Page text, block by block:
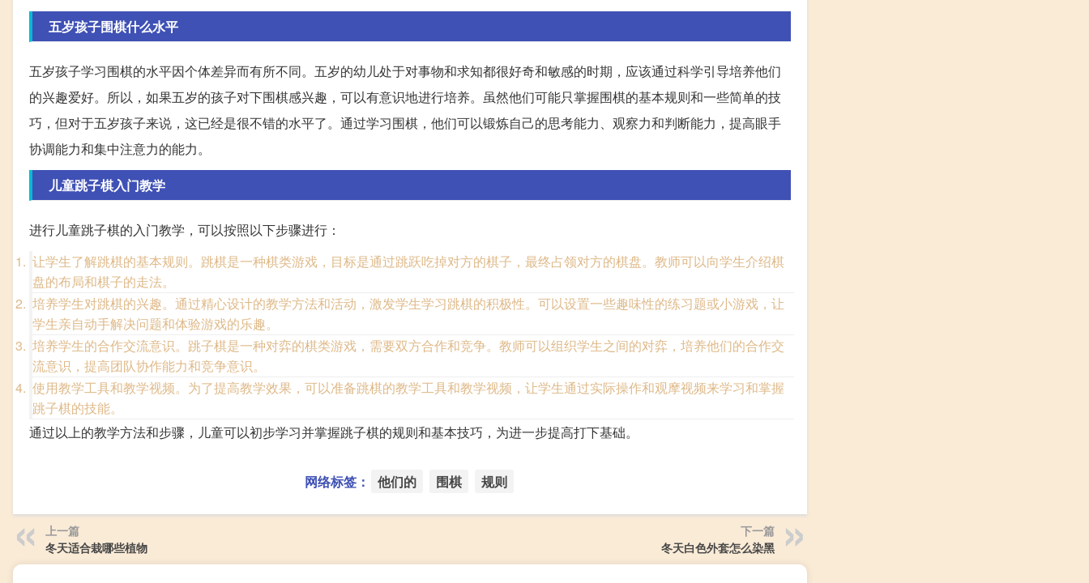
五岁孩子围棋什么水平
五岁孩子学习围棋的水平因个体差异而有所不同。五岁的幼儿处于对事物和求知都很好奇和敏感的时期，应该通过科学引导培养他们
的兴趣爱好。所以，如果五岁的孩子对下围棋感兴趣，可以有意识地进行培养。虽然他们可能只掌握围棋的基本规则和一些简单的技
巧，但对于五岁孩子来说，这已经是很不错的水平了。通过学习围棋，他们可以锻炼自己的思考能力、观察力和判断能力，提高眼手
协调能力和集中注意力的能力。
儿童跳子棋入门教学
进行儿童跳子棋的入门教学，可以按照以下步骤进行：
让学生了解跳棋的基本规则。跳棋是一种棋类游戏，目标是通过跳跃吃掉对方的棋子，最终占领对方的棋盘。教师可以向学生介绍棋
盘的布局和棋子的走法。
培养学生对跳棋的兴趣。通过精心设计的教学方法和活动，激发学生学习跳棋的积极性。可以设置一些趣味性的练习题或小游戏，让
学生亲自动手解决问题和体验游戏的乐趣。
培养学生的合作交流意识。跳子棋是一种对弈的棋类游戏，需要双方合作和竞争。教师可以组织学生之间的对弈，培养他们的合作交
流意识，提高团队协作能力和竞争意识。
使用教学工具和教学视频。为了提高教学效果，可以准备跳棋的教学工具和教学视频，让学生通过实际操作和观摩视频来学习和掌握
跳子棋的技能。
通过以上的教学方法和步骤，儿童可以初步学习并掌握跳子棋的规则和基本技巧，为进一步提高打下基础。
网络标签： 他们的 围棋 规则
上一篇
冬天适合栽哪些植物
下一篇
冬天白色外套怎么染黑